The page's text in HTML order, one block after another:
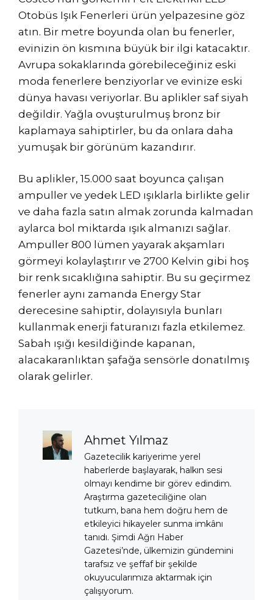
Otobüs Işık Fenerleri ürün yelpazesine göz
atın. Bir metre boyunda olan bu fenerler,
evinizin ön kısmına büyük bir ilgi katacaktır.
Avrupa sokaklarında görebileceğiniz eski
moda fenerlere benziyorlar ve evinize eski
dünya havası veriyorlar. Bu aplikler saf siyah
değildir. Yağla ovuşturulmuş bronz bir
kaplamaya sahiptirler, bu da onlara daha
yumuşak bir görünüm kazandırır.
Bu aplikler, 15.000 saat boyunca çalışan
ampuller ve yedek LED ışıklarla birlikte gelir
ve daha fazla satın almak zorunda kalmadan
aylarca bol miktarda ışık almanızı sağlar.
Ampuller 800 lümen yayarak akşamları
görmeyi kolaylaştırır ve 2700 Kelvin gibi hoş
bir renk sıcaklığına sahiptir. Bu su geçirmez
fenerler aynı zamanda Energy Star
derecesine sahiptir, dolayısıyla bunları
kullanmak enerji faturanızı fazla etkilemez.
Sabah ışığı kesildiğinde kapanan,
alacakaranlıktan şafağa sensörle donatılmış
olarak gelirler.
Ahmet Yılmaz
Gazetecilik kariyerime yerel
haberlerde başlayarak, halkın sesi
olmayı kendime bir görev edindim.
Araştırma gazeteciliğine olan
tutkum, bana hem doğru hem de
etkileyici hikayeler sunma imkânı
tanıdı. Şimdi Ağrı Haber
Gazetesi’nde, ülkemizin gündemini
tarafsız ve şeffaf bir şekilde
okuyucularımıza aktarmak için
çalışıyorum.